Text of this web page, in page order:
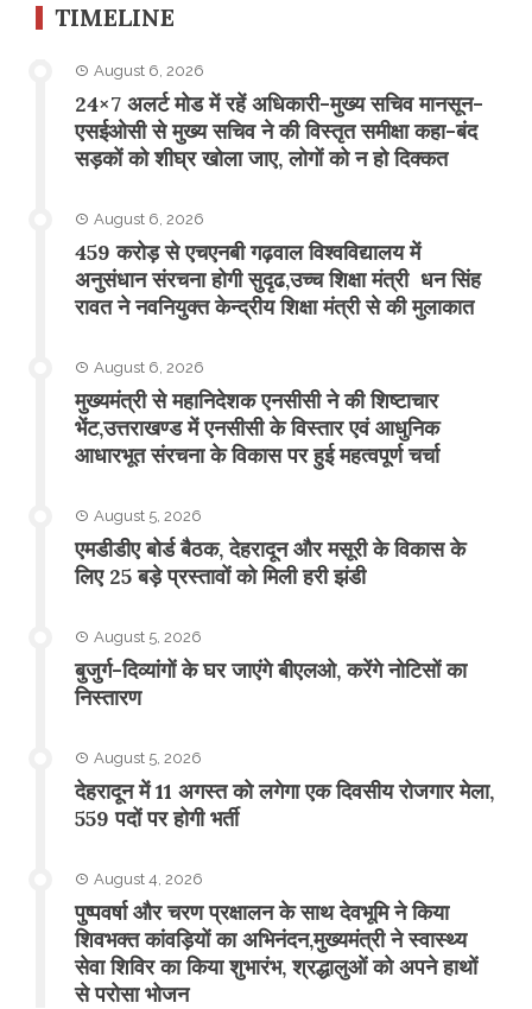
TIMELINE
August 6, 2026
24×7 अलर्ट मोड में रहें अधिकारी-मुख्य सचिव मानसून-
एसईओसी से मुख्य सचिव ने की विस्तृत समीक्षा कहा-बंद
सड़कों को शीघ्र खोला जाए, लोगों को न हो दिक्कत
August 6, 2026
459 करोड़ से एचएनबी गढ़वाल विश्वविद्यालय में
अनुसंधान संरचना होगी सुदृढ,उच्च शिक्षा मंत्री धन सिंह
रावत ने नवनियुक्त केन्द्रीय शिक्षा मंत्री से की मुलाकात
August 6, 2026
मुख्यमंत्री से महानिदेशक एनसीसी ने की शिष्टाचार
भेंट,उत्तराखण्ड में एनसीसी के विस्तार एवं आधुनिक
आधारभूत संरचना के विकास पर हुई महत्वपूर्ण चर्चा
August 5, 2026
एमडीडीए बोर्ड बैठक, देहरादून और मसूरी के विकास के
लिए 25 बड़े प्रस्तावों को मिली हरी झंडी
August 5, 2026
बुजुर्ग-दिव्यांगों के घर जाएंगे बीएलओ, करेंगे नोटिसों का
निस्तारण
August 5, 2026
​देहरादून में 11 अगस्त को लगेगा एक दिवसीय रोजगार मेला,
559 पदों पर होगी भर्ती
August 4, 2026
पुष्पवर्षा और चरण प्रक्षालन के साथ देवभूमि ने किया
शिवभक्त कांवड़ियों का अभिनंदन,मुख्यमंत्री ने स्वास्थ्य
सेवा शिविर का किया शुभारंभ, श्रद्धालुओं को अपने हाथों
से परोसा भोजन